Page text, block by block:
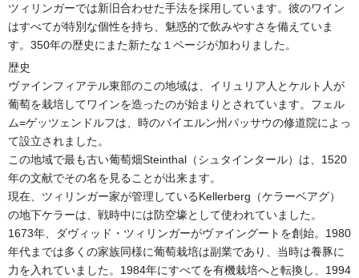
ツィリンガーでは新旧合わせた手法を採用しています。彼のワイン
はすべてが特別な個性を持ち、魅惑的で飲みやすさを備えていま
す。350年の歴史にまた新たな１ページが加わりました。
歴史
ヴァインフィアテル東部のこの地域は、イリュリア人とケルト人が
葡萄を栽培してワインを造ったのが始まりとされています。フェル
ム=ゲッツェンドルフは、時のバイエルン州パッサウの修道院によっ
て設立されました。
この地域で最も古い葡萄畑Steinthal（シュタインタール）は、1520
年の文献でその名を見ることが出来ます。
現在、ツィリンガー家が管理しているKellerberg（ケラーベアグ）
の地下ケラーは、戦時中には防空壕として使われていました。
1673年、ダヴィッド・ツィリンガーがヴァイングートを創始。1980
年代までは多くの家族同様に葡萄栽培は副業であり、当時は養豚に
力を入れていました。1984年にすべてを有機栽培へと転換し、1994